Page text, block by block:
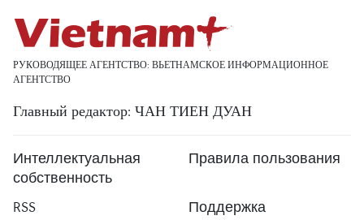
РУКОВОДЯЩЕЕ АГЕНТСТВО: ВЬЕТНАМСКОЕ ИНФОРМАЦИОННОЕ
АГЕНТСТВО
Главный редактор: ЧАН ТИЕН ДУАН
Интеллектуальная
собственность
Правила пользования
RSS Поддержка